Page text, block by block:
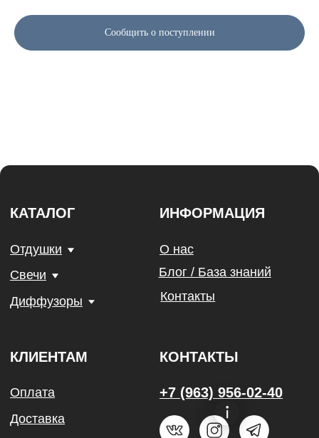
Сообщить о поступлении
Политика конфиденциальности
Договор Оферты
Разработка сайта